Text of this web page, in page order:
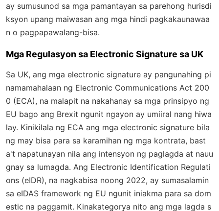
ay sumusunod sa mga pamantayan sa parehong hurisdi
ksyon upang maiwasan ang mga hindi pagkakaunawaa
n o pagpapawalang-bisa.
Mga Regulasyon sa Electronic Signature sa UK
Sa UK, ang mga electronic signature ay pangunahing pi
namamahalaan ng Electronic Communications Act 200
0 (ECA), na malapit na nakahanay sa mga prinsipyo ng
EU bago ang Brexit ngunit ngayon ay umiiral nang hiwa
lay. Kinikilala ng ECA ang mga electronic signature bila
ng may bisa para sa karamihan ng mga kontrata, bast
a't napatunayan nila ang intensyon ng paglagda at nauu
gnay sa lumagda. Ang Electronic Identification Regulati
ons (eIDR), na nagkabisa noong 2022, ay sumasalamin
sa eIDAS framework ng EU ngunit iniakma para sa dom
estic na paggamit. Kinakategorya nito ang mga lagda s